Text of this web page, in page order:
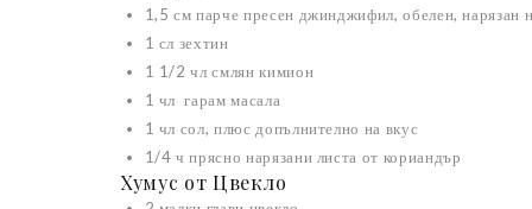
1,5 см парче пресен джинджифил, обелен, нарязан
1 сл зехтин
1 1/2 чл смлян кимион
1 чл гарам масала
1 чл сол, плюс допълнително на вкус
1/4 ч прясно нарязани листа от кориандър
Хумус от Цвекло